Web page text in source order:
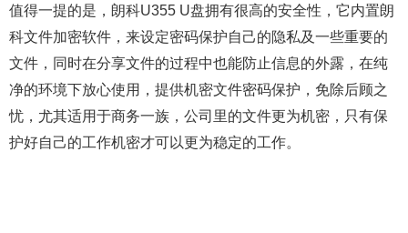
值得一提的是，朗科U355 U盘拥有很高的安全性，它内置朗
科文件加密软件，来设定密码保护自己的隐私及一些重要的
文件，同时在分享文件的过程中也能防止信息的外露，在纯
净的环境下放心使用，提供机密文件密码保护，免除后顾之
忧，尤其适用于商务一族，公司里的文件更为机密，只有保
护好自己的工作机密才可以更为稳定的工作。